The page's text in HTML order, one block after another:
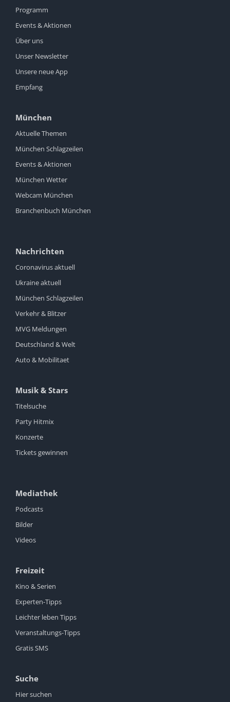
Programm
Events & Aktionen
Über uns
Unser Newsletter
Unsere neue App
Empfang
München
Aktuelle Themen
München Schlagzeilen
Events & Aktionen
München Wetter
Webcam München
Branchenbuch München
Nachrichten
Coronavirus aktuell
Ukraine aktuell
München Schlagzeilen
Verkehr & Blitzer
MVG Meldungen
Deutschland & Welt
Auto & Mobilitaet
Musik & Stars
Titelsuche
Party Hitmix
Konzerte
Tickets gewinnen
Mediathek
Podcasts
Bilder
Videos
Freizeit
Kino & Serien
Experten-Tipps
Leichter leben Tipps
Veranstaltungs-Tipps
Gratis SMS
Suche
Hier suchen